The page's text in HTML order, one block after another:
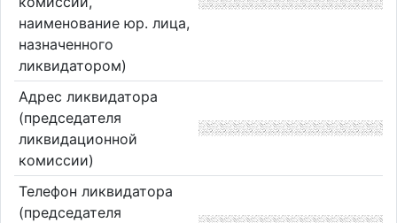
наименование юр. лица,
назначенного
ликвидатором)
Адрес ликвидатора
(председателя
ликвидационной
комиссии)
Телефон ликвидатора
(председателя